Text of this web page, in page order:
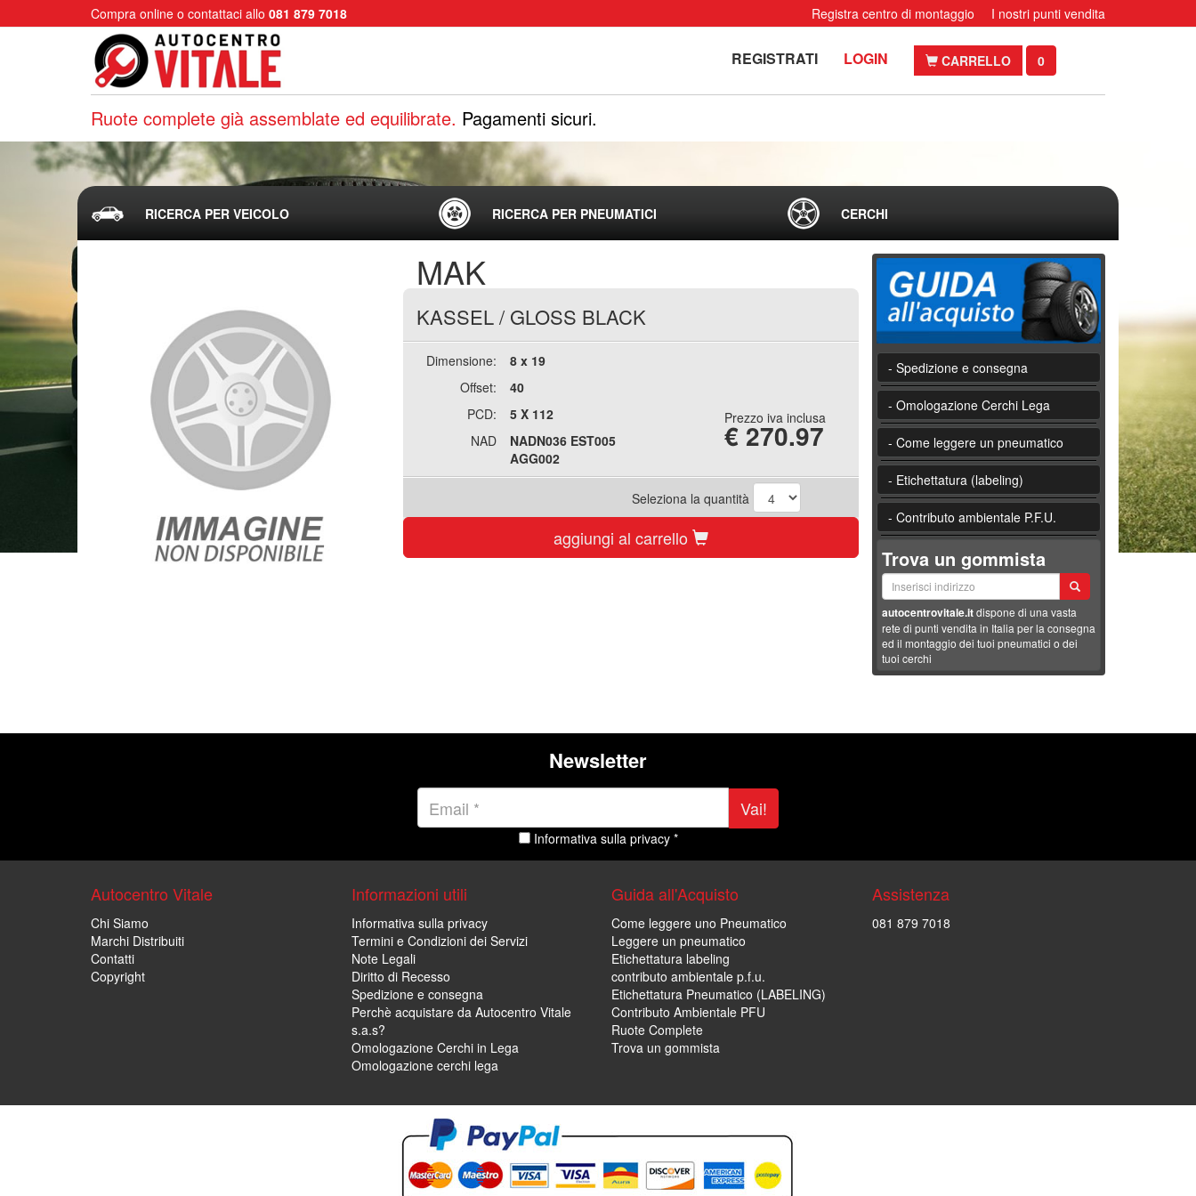
Compra online o contattaci allo 081 879 7018 Registra centro di montaggio I nostri punti vendita
REGISTRATI LOGIN CARRELLO 0
Ruote complete già assemblate ed equilibrate. Pagamenti sicuri.
RICERCA PER VEICOLO RICERCA PER PNEUMATICI CERCHI
MAK
KASSEL/ GLOSS BLACK
Dimensione:
8 x 19
Offset:
40
PCD:
5 X 112
NAD
NADN036 EST005
AGG002
Prezzo iva inclusa
€ 270.97
Seleziona la quantità
aggiungi al carrello
- Spedizione e consegna
- Omologazione Cerchi Lega
- Come leggere un pneumatico
- Etichettatura (labeling)
- Contributo ambientale P.F.U.
Trova un gommista
autocentrovitale.itdispone di una vasta
rete di punti vendita in Italia per la consegna
ed il montaggio dei tuoi pneumatici o dei
tuoi cerchi
Newsletter
Vai!
Informativa sulla privacy *
Autocentro Vitale
Chi Siamo
Marchi Distribuiti
Contatti
Copyright
Informazioni utili
Informativa sulla privacy
Termini e Condizioni dei Servizi
Note Legali
Diritto di Recesso
Spedizione e consegna
Perchè acquistare da Autocentro Vitale
s.a.s?
Omologazione Cerchi in Lega
Omologazione cerchi lega
Guida all'Acquisto
Come leggere uno Pneumatico
Leggere un pneumatico
Etichettatura labeling
contributo ambientale p.f.u.
Etichettatura Pneumatico (LABELING)
Contributo Ambientale PFU
Ruote Complete
Trova un gommista
Assistenza
081 879 7018